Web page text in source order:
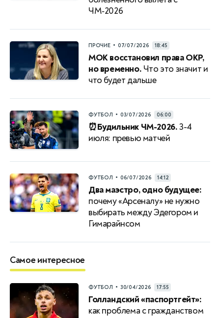
ЧМ‑2026
ПРОЧИЕ • 07/07/2026 18:45
МОК восстановил права ОКР,
но временно. Что это значит и
что будет дальше
ФУТБОЛ • 03/07/2026 06:00
⏰Будильник ЧМ-2026.3-4
июля: превью матчей
ФУТБОЛ • 06/07/2026 14:12
Два маэстро, одно будущее:
почему «Арсеналу» не нужно
выбирать между Эдегором и
Гимарайнсом
Самое интересное
ФУТБОЛ • 30/04/2026 17:55
Голландский «паспортгейт»:
как проблема с гражданством